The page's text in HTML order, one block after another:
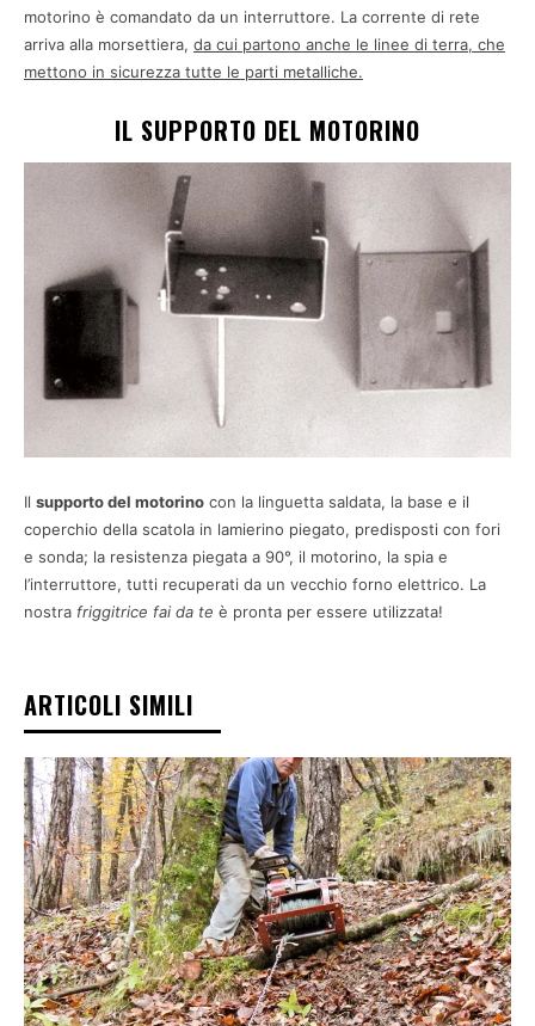
motorino è comandato da un interruttore. La corrente di rete
arriva alla morsettiera, da cui partono anche le linee di terra, che
mettono in sicurezza tutte le parti metalliche.
IL SUPPORTO DEL MOTORINO
Il supporto del motorino con la linguetta saldata, la base e il
coperchio della scatola in lamierino piegato, predisposti con fori
e sonda; la resistenza piegata a 90°, il motorino, la spia e
l’interruttore, tutti recuperati da un vecchio forno elettrico. La
nostra friggitrice fai da te è pronta per essere utilizzata!
ARTICOLI SIMILI